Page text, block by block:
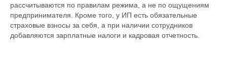
рассчитываются по правилам режима, а не по ощущениям
предпринимателя. Кроме того, у ИП есть обязательные
страховые взносы за себя, а при наличии сотрудников
добавляются зарплатные налоги и кадровая отчетность.